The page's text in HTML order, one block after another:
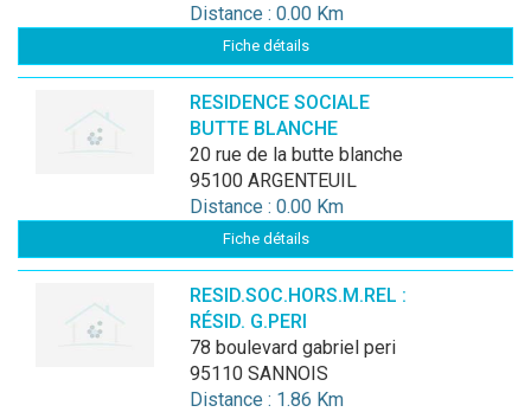
Distance : 0.00 Km
Fiche détails
RESIDENCE SOCIALE
BUTTE BLANCHE
20 rue de la butte blanche
95100 ARGENTEUIL
Distance : 0.00 Km
Fiche détails
RESID.SOC.HORS.M.REL :
RÉSID. G.PERI
78 boulevard gabriel peri
95110 SANNOIS
Distance : 1.86 Km